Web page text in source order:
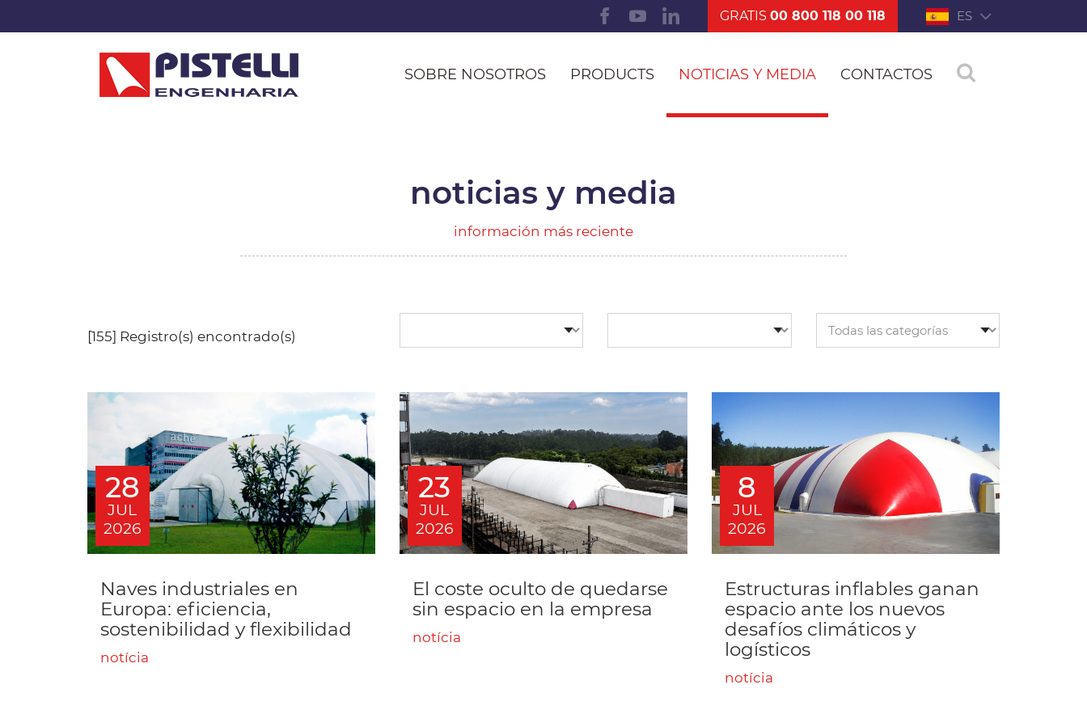
GRATIS00 800 118 00 118 ES
SOBRE NOSOTROS PRODUCTS NOTICIAS Y MEDIA CONTACTOS
noticias y media
información más reciente
[155] Registro(s) encontrado(s)
28
JUL
2026
Naves industriales en
Europa: eficiencia,
sostenibilidad y flexibilidad
notícia
23
JUL
2026
El coste oculto de quedarse
sin espacio en la empresa
notícia
8
JUL
2026
Estructuras inflables ganan
espacio ante los nuevos
desafíos climáticos y
logísticos
notícia